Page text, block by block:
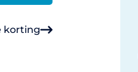
korting